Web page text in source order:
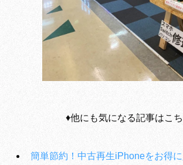
♦︎他にも気になる記事はこ
簡単節約！中古再生iPhoneをお得